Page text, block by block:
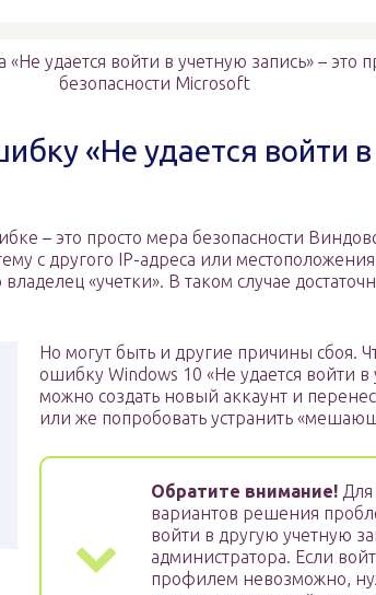
удается войти в учетную запись» – это
безопасности Microsoft
«Не удается войти
– это просто мера безопасности
с другого IP-адреса или
«учетки». В таком случае
Но могут быть и другие причины сбоя.
ошибку Windows 10 «Не удается войти в
можно создать новый аккаунт и
или же попробовать устранить
Обратите внимание!
вариантов решения
войти в другую учетную
администратора. Если
профилем невозможно,